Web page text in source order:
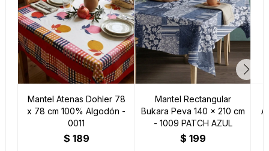
Mantel Atenas Dohler 78
x 78 cm 100% Algodón -
0011
$ 189
Mantel Rectangular
Bukara Peva 140 x 210 cm
- 1009 PATCH AZUL
$ 199